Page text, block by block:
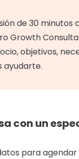
de 30 minutos
Growth
objetivos,
ayudarte.
con un
para agendar